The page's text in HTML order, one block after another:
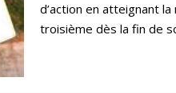
d’action en atteignant
troisième dès la fin de